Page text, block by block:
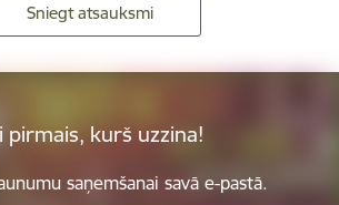
Sniegt atsauksmi
pirmais, kurš uzzina!
saņemšanai savā e-pastā.